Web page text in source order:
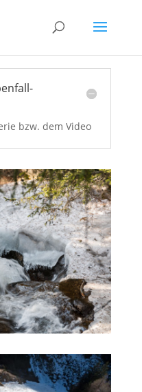
|
bzw. dem Video